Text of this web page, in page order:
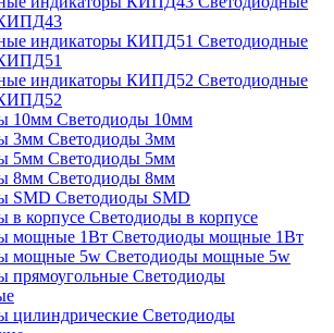
Светодиодные
Светодиодные
Светодиоды 10мм
Светодиоды 3мм
Светодиоды 5мм
Светодиоды 8мм
Светодиоды SMD
Светодиоды в корпусе
Светодиоды мощные 1Вт
Светодиоды мощные 5w
Светодиоды
Светодиоды